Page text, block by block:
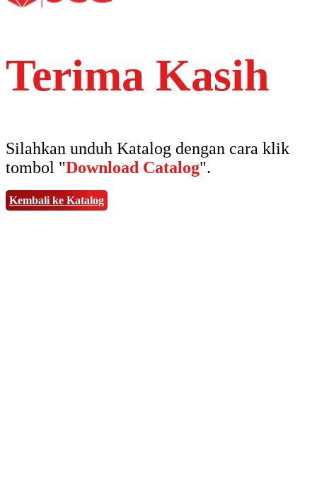
Terima Kasih
Silahkan unduh Katalog dengan cara klik
tombol "Download Catalog".
Kembali ke Katalog